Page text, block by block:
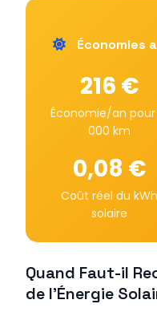
Économies
216 €
Économie/an pour
000 km
0,08 €
Coût réel du kWh
solaire
Quand Faut-il
de l'Énergie